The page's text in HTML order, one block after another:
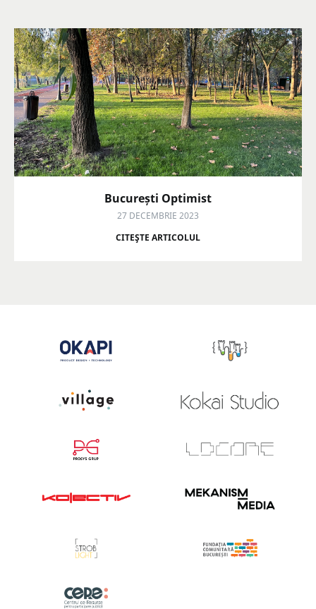
București Optimist
27 DECEMBRIE 2023
CITEŞTE ARTICOLUL